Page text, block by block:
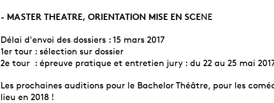
- MASTER THEATRE, ORIENTATION MISE EN SCENE
Délai d'envoi des dossiers : 15 mars 2017
1er tour : sélection sur dossier
2e tour : épreuve pratique et entretien jury : du 22 au 25 mai
Les prochaines auditions pour le Bachelor Théâtre, pour les
lieu en 2018 !